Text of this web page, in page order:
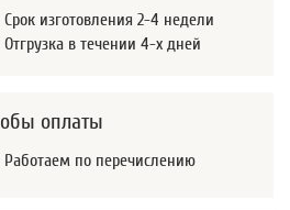
Срок изготовления 2-4 недели
Отгрузка в течении 4-х дней
оплаты
Работаем по перечислению